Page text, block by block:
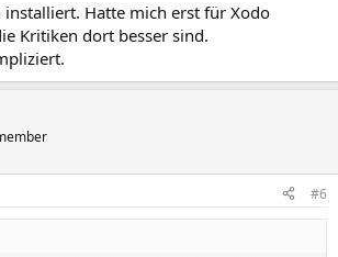
Hatte mich erst für Xodo
Kritiken dort besser sind.
#6